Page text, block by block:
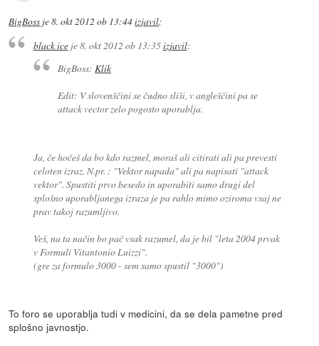
BigBoss je8. okt 2012 ob 13:44izjavil:
black iceje8. okt 2012 ob 13:35izjavil:
BigBoss:Klik
Edit: V slovenščini se čudno sliši, v angleščini pa se
attack vector zelo pogosto uporablja.
Ja, če hočeš da bo kdo razmel, moraš ali citirati ali pa prevesti
celoten izraz. N.pr. : "Vektor napada" ali pa napisati "attack
vektor". Spustiti prvo besedo in uporabiti samo drugi del
splošno uporabljanega izraza je pa rahlo mimo oziroma vsaj ne
prav takoj razumljivo.
Veš, na ta način bo pač vsak razumel, da je bil "leta 2004 prvak
v Formuli Vitantonio Luizzi".
(gre za formulo 3000 - sem samo spustil "3000")
To foro se uporablja tudi v medicini, da se dela pametne pred
splošno javnostjo.